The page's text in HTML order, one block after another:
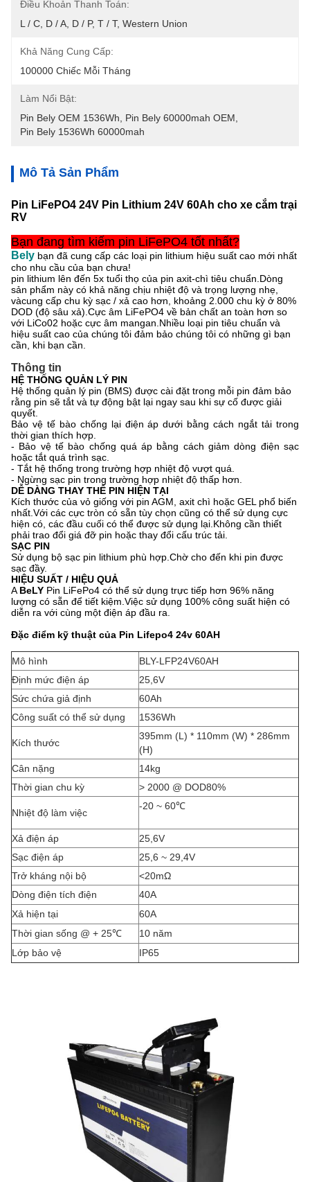
Điều Khoản Thanh Toán:
L / C, D / A, D / P, T / T, Western Union
Khả Năng Cung Cấp:
100000 Chiếc Mỗi Tháng
Làm Nổi Bật:
Pin Bely OEM 1536Wh
Pin Bely 60000mah OEM
Pin Bely 1536Wh 60000mah
Mô Tả Sản Phẩm
Pin LiFePO4 24V Pin Lithium 24V 60Ah cho xe cắm trại
RV
Bạn đang tìm kiếm pin LiFePO4 tốt nhất?
Bely bạn đã cung cấp các loại pin lithium hiệu suất cao mới nhất
cho nhu cầu của bạn chưa!
pin lithium lên đến 5x tuổi thọ của pin axit-chì tiêu chuẩn.Dòng
sản phẩm này có khả năng chịu nhiệt độ và trọng lượng nhẹ,
vàcung cấp chu kỳ sạc / xả cao hơn, khoảng 2.000 chu kỳ ở 80%
DOD (độ sâu xả).Cực âm LiFePO4 về bản chất an toàn hơn so
với LiCo02 hoặc cực âm mangan.Nhiều loại pin tiêu chuẩn và
hiệu suất cao của chúng tôi đảm bảo chúng tôi có những gì bạn
cần, khi bạn cần.
Thông tin
HỆ THỐNG QUẢN LÝ PIN
Hệ thống quản lý pin (BMS) được cài đặt trong mỗi pin đảm bảo
rằng pin sẽ tắt và tự động bật lại ngay sau khi sự cố được giải
quyết.
Bảo vệ tế bào chống lại điện áp dưới bằng cách ngắt tải trong
thời gian thích hợp.
- Bảo vệ tế bào chống quá áp bằng cách giảm dòng điện sạc
hoặc tắt quá trình sạc.
- Tắt hệ thống trong trường hợp nhiệt độ vượt quá.
- Ngừng sạc pin trong trường hợp nhiệt độ thấp hơn.
DỄ DÀNG THAY THẾ PIN HIỆN TẠI
Kích thước của vỏ giống với pin AGM, axit chì hoặc GEL phổ biến
nhất.Với các cực tròn có sẵn tùy chọn cũng có thể sử dụng cực
hiện có, các đầu cuối có thể được sử dụng lại.Không cần thiết
phải trao đổi giá đỡ pin hoặc thay đổi cấu trúc tải.
SẠC PIN
Sử dụng bộ sạc pin lithium phù hợp.Chờ cho đến khi pin được
sạc đầy.
HIỆU SUẤT / HIỆU QUẢ
A BeLY Pin LiFePo4 có thể sử dụng trực tiếp hơn 96% năng
lượng có sẵn để tiết kiệm.Việc sử dụng 100% công suất hiện có
diễn ra với cùng một điện áp đầu ra.
Đặc điểm kỹ thuật của Pin Lifepo4 24v 60AH
Mô hình
BLY-LFP24V60AH
Định mức điện áp
25,6V
Sức chứa giả định
60Ah
Công suất có thể sử dụng
1536Wh
Kích thước
395mm (L) * 110mm (W) * 286mm
(H)
Cân nặng
14kg
Thời gian chu kỳ
> 2000 @ DOD80%
Nhiệt độ làm việc
-20 ~ 60℃
Xả điện áp
25,6V
Sạc điện áp
25,6 ~ 29,4V
Trở kháng nội bộ
<20mΩ
Dòng điện tích điện
40A
Xả hiện tại
60A
Thời gian sống @ + 25℃
10 năm
Lớp bảo vệ
IP65